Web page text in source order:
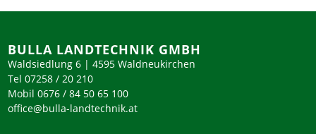
BULLA LANDTECHNIK GMBH
Waldsiedlung 6 | 4595 Waldneukirchen
Tel 07258 / 20 210
Mobil 0676 / 84 50 65 100
office@bulla-landtechnik.at